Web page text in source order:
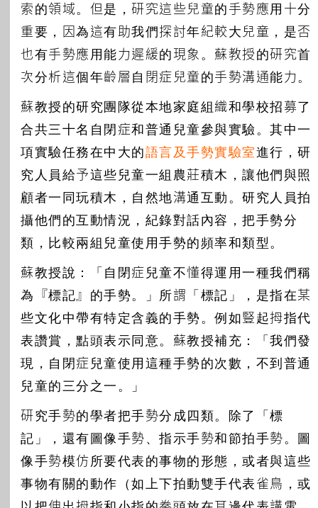
索的領域。但是，研究這些兒童的手勢應用十分
重要，因為這有助我們探討年紀較大兒童，是否
也有手勢應用能力遲緩的現象。蘇教授的研究首
次分析這個年齡層自閉症兒童的手勢溝通能力。
蘇教授的研究團隊從本地家庭組織和學校招募了
合共三十名自閉症和普通兒童參與實驗。其中一
項實驗任務在中大的語言及手勢實驗室進行，研
究人員給予這些兒童一組農莊積木，讓他們與照
顧者一同玩積木，自然地溝通互動。研究人員拍
攝他們的互動情況，紀錄對話內容，把手勢分
類，比較兩組兒童使用手勢的頻率和類型。
蘇教授說：「自閉症兒童不懂得運用一種我們稱
為『標記』的手勢。」所謂「標記」，是指在某
些文化中帶有特定含義的手勢。例如豎起拇指代
表讚賞，點頭表示同意。蘇教授補充：「我們發
現，自閉症兒童使用這種手勢的次數，不到普通
兒童的三分之一。」
研究手勢的學者把手勢分成四類。除了「標
記」，還有圖像手勢、指示手勢和節拍手勢。圖
像手勢模仿所要代表的事物的形態，或者與這些
事物有關的動作（如上下拍動雙手代表雀鳥，或